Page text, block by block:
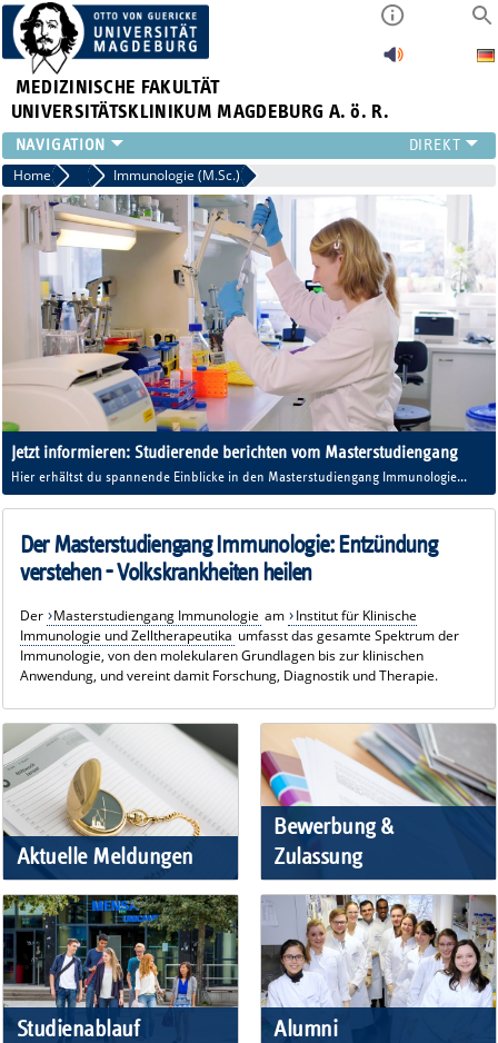
MEDIZINISCHE FAKULTÄT
UNIVERSITÄTSKLINIKUM MAGDEBURG A. ö. R.
INSTITUTE
KLINIKEN
ZENTRALE EINRICHTUNGEN
FORSCHUNG
PRESSE
ÜBER UNS
INTERNATIONAL
INTRANET
Home Studieninteressierte
Immunologie (M.Sc.)
Jetzt informieren: Studiengangsaufbau und Karrierechancen
Hier erhältst du die wichtigsten Informationen zum Studiengangsaufbau und zu
den Karrierechancen des Masterstudiengangs Immunologie.
Der Masterstudiengang Immunologie: Entzündung
verstehen - Volkskrankheiten heilen
Der Masterstudiengang Immunologie am
Institut für Klinische
Immunologie und Zelltherapeutika umfasst das gesamte Spektrum der
Immunologie, von den molekularen Grundlagen bis zur klinischen
Anwendung, und vereint damit Forschung, Diagnostik und Therapie.
Aktuelle Meldungen
Bewerbung &
Zulassung
Studienablauf Alumni